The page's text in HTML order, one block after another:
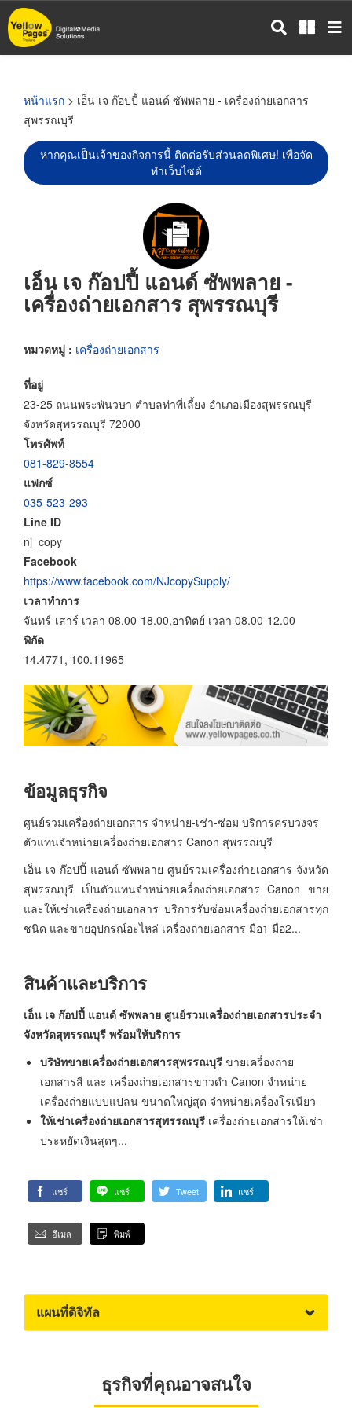
ข้าม
ไป
หน้าแรก > เอ็น เจ ก๊อปปี้ แอนด์ ซัพพลาย - เครื่องถ่ายเอกสาร
สุพรรณบุรี
หากคุณเป็นเจ้าของกิจการนี้ ติดต่อรับส่วนลดพิเศษ! เพื่อจัด
ทำเว็บไซต์
เอ็น เจ ก๊อปปี้ แอนด์ ซัพพลาย -
เครื่องถ่ายเอกสาร สุพรรณบุรี
หมวดหมู่ : เครื่องถ่ายเอกสาร
ที่อยู่
23-25 ถนนพระพันวษา ตำบลท่าพี่เลี้ยง อำเภอเมืองสุพรรณบุรี
จังหวัดสุพรรณบุรี 72000
โทรศัพท์
081-829-8554
แฟกซ์
035-523-293
Line ID
nj_copy
Facebook
https://www.facebook.com/NJcopySupply/
เวลาทำการ
จันทร์-เสาร์ เวลา 08.00-18.00,อาทิตย์ เวลา 08.00-12.00
พิกัด
14.4771, 100.11965
ข้อมูลธุรกิจ
ศูนย์รวมเครื่องถ่ายเอกสาร จำหน่าย-เช่า-ซ่อม บริการครบวงจร
ตัวแทนจำหน่ายเครื่องถ่ายเอกสาร Canon สุพรรณบุรี
เอ็น เจ ก๊อปปี้ แอนด์ ซัพพลาย ศูนย์รวมเครื่องถ่ายเอกสาร จังหวัด
สุพรรณบุรี เป็นตัวแทนจำหน่ายเครื่องถ่ายเอกสาร Canon ขาย
และให้เช่าเครื่องถ่ายเอกสาร บริการรับซ่อมเครื่องถ่ายเอกสารทุก
ชนิด และขายอุปกรณ์อะไหล่ เครื่องถ่ายเอกสาร มือ1 มือ2...
สินค้าและบริการ
เอ็น เจ ก๊อปปี้ แอนด์ ซัพพลาย ศูนย์รวมเครื่องถ่ายเอกสารประจำ
จังหวัดสุพรรณบุรี พร้อมให้บริการ
บริษัทขายเครื่องถ่ายเอกสารสุพรรณบุรี ขายเครื่องถ่าย
เอกสารสี และ เครื่องถ่ายเอกสารขาวดำ Canon จำหน่าย
เครื่องถ่ายแบบแปลน ขนาดใหญ่สุด จำหน่ายเครื่องโรเนียว
ให้เช่าเครื่องถ่ายเอกสารสุพรรณบุรี เครื่องถ่ายเอกสารให้เช่า
ประหยัดเงินสุดๆ...
แชร์ แชร์ Tweet แชร์
อีเมล พิมพ์
แผนที่ดิจิทัล
ธุรกิจที่คุณอาจสนใจ